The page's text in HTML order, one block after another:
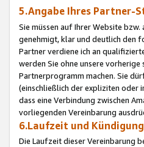
5.Angabe Ihres Partner-
Sie müssen auf Ihrer Website
genehmigt, klar und deutlich den
Partner verdiene ich an
werden Sie ohne unsere
Partnerprogramm machen. Sie
(einschließlich der expliziten oder
dass eine Verbindung zwischen
vorliegenden Vereinbarung
6.Laufzeit und Kündigung
Die Laufzeit dieser Vereinbarung